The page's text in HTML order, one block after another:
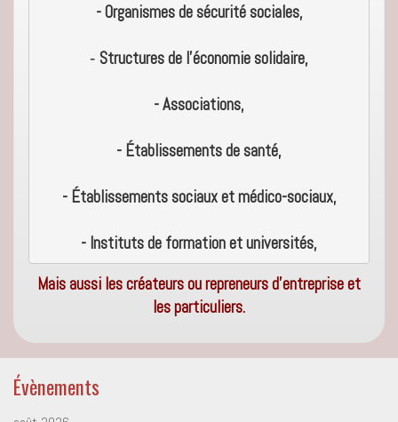
- Organismes de sécurité sociales,
- Structures de l’économie solidaire,
- Associations,
- Établissements de santé,
- Établissements sociaux et médico-sociaux,
- Instituts de formation et universités,
Mais aussi les créateurs ou repreneurs d’entreprise et
les particuliers.
Évènements